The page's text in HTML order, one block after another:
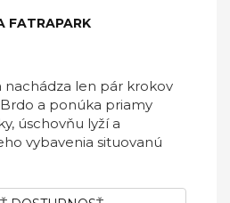
FATRAPARK
nachádza len pár krokov
a ponúka priamy
úschovňu lyží a
vybavenia situovanú